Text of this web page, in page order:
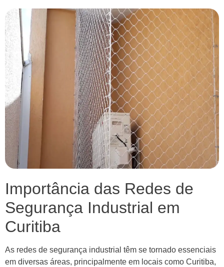
Importância das Redes de
Segurança Industrial em
Curitiba
As redes de segurança industrial têm se tornado essenciais
em diversas áreas, principalmente em locais como Curitiba,